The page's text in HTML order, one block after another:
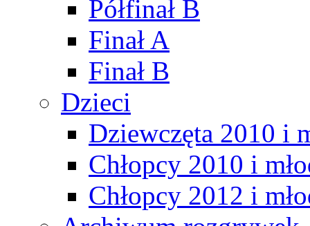
Półfinał B
Finał A
Finał B
Dzieci
Dziewczęta 2010 i
Chłopcy 2010 i
Chłopcy 2012 i